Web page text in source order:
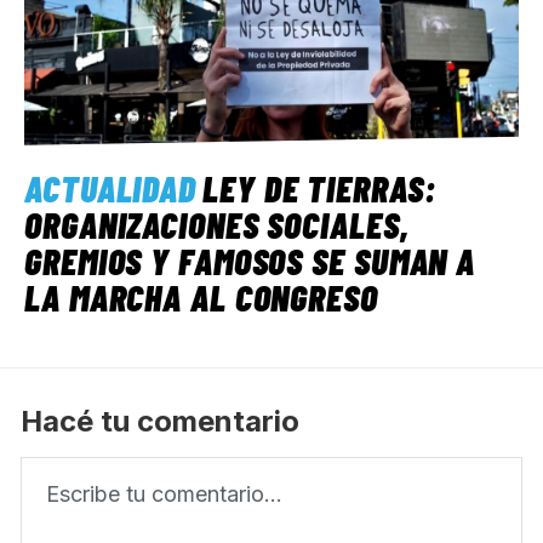
ACTUALIDADLEY DE TIERRAS:
ORGANIZACIONES SOCIALES,
GREMIOS Y FAMOSOS SE SUMAN A
LA MARCHA AL CONGRESO
Hacé tu comentario